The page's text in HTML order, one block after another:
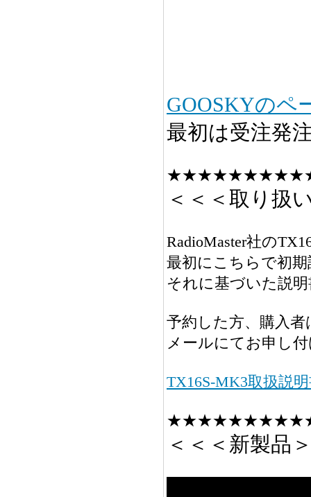
GOOSKYのペ
最初は受注発
＜＜＜取り扱
RadioMaster社の
最初にこちらで初
それに基づいた説
予約した方、購入者
メールにてお申し
TX16S-MK3取扱説
＜＜＜新製品